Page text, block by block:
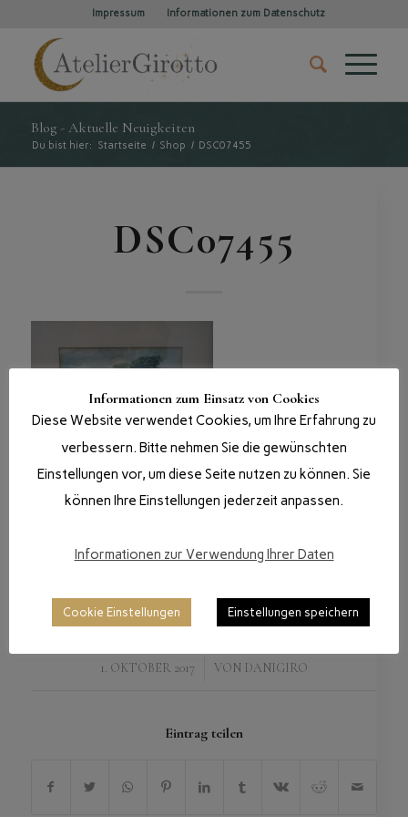
Impressum Informationen zum Datenschutz
Blog - Aktuelle Neuigkeiten
Du bist hier: Startseite / Shop / DSC07455
DSC07455
1. OKTOBER 2017
/ VON DANIGIRO
Eintrag teilen
Informationen zum Einsatz von Cookies
Diese Website verwendet Cookies, um Ihre Erfahrung zu
verbessern. Bitte nehmen Sie die gewünschten
Einstellungen vor, um diese Seite nutzen zu können. Sie
können Ihre Einstellungen jederzeit anpassen.
Informationen zur Verwendung Ihrer Daten
Cookie Einstellungen Einstellungen speichern